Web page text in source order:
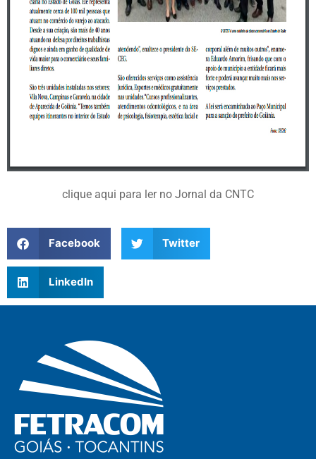
clique aqui para ler no Jornal da CNTC
Facebook Twitter
LinkedIn